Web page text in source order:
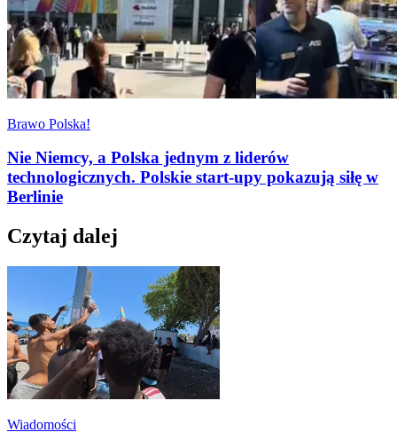
Brawo Polska!
Nie Niemcy, a Polska jednym z liderów
technologicznych. Polskie start-upy pokazują siłę w
Berlinie
Czytaj dalej
Wiadomości